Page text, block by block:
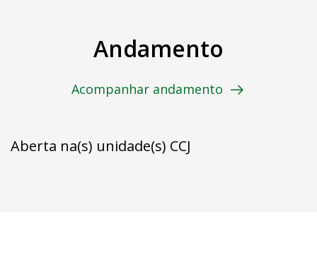
Andamento
Acompanhar andamento
Aberta na(s) unidade(s) CCJ